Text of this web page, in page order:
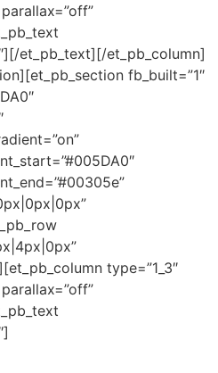
parallax=”off”
et_pb_text][/et_pb_column]
fb_built=”1″
type=”1_3″
parallax=”off”